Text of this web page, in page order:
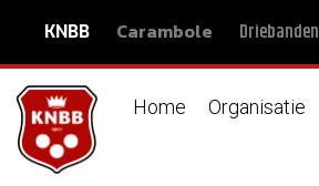
KNBB Carambole Driebanden
Home Organisatie